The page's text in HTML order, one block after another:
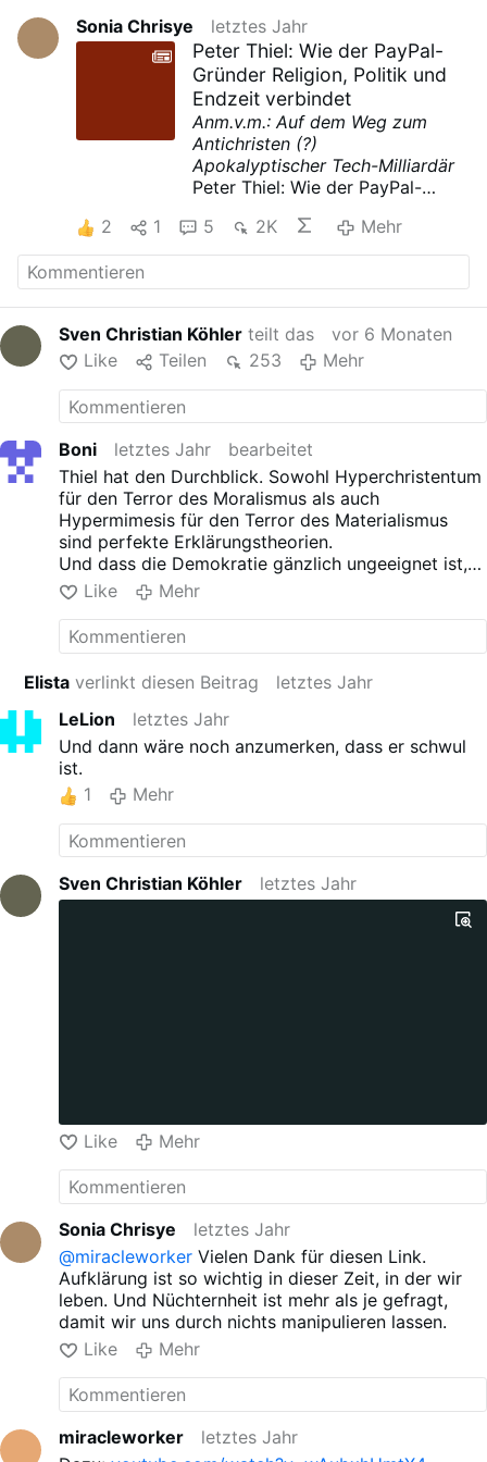
Sonia Chrisye letztes Jahr
Peter Thiel: Wie der PayPal-
Gründer Religion, Politik und
Endzeit verbindet
Anm.v.m.: Auf dem Weg zum
Antichristen (?)
Apokalyptischer Tech-Milliardär
Peter Thiel: Wie der PayPal-
Endzeit verbindet
Von Oliver Marquart | 26. Juni
vor 4 Minuten
Investor. Er denkt Religion,
Technologie und Politik radikal
apokalyptischen Visionen
arbeitet er an einer neuen
Weltordnung – ohne Demokratie.
Screenshot von YouTube
Peter Thiel ist ein Tech-Milliardär
mit apokalyptischen Visionen.
Peter Thiel ist vieles: PayPal-
Mitgründer, früher Facebook-
Investor, Vordenker der
amerikanischen Rechten,
Vance.
Doch was ihn wirklich antreibt,
bleibt oft verborgen hinter der
verspiegelten Fassade des
bedeckt. Er ist aber nicht nur
auch ein religiöser Denker mit
einer zunehmend
apokalyptischen Weltsicht.
2 1 5 2K Mehr
Sven Christian Köhler teilt das
vor 6 Monaten
Like
Teilen 253 Mehr
Boni letztes Jahr
bearbeitet
Thiel hat den Durchblick. Sowohl Hyperchristentum
für den Terror des Moralismus als auch
Hypermimesis für den Terror des Materialismus
sind perfekte Erklärungstheorien.
Und dass die Demokratie gänzlich ungeeignet ist,
den Terror von Hyperchristentum und
Hypermimesis zu bewältigen, ist eine Binse.
Like Mehr
Elista verlinkt diesen Beitrag
letztes Jahr
LeLion
letztes Jahr
Und dann wäre noch anzumerken, dass er schwul
ist.
1
Mehr
Sven Christian Köhler letztes Jahr
Like Mehr
Sonia Chrisye
letztes Jahr
@miracleworker Vielen Dank für diesen Link.
Aufklärung ist so wichtig in dieser Zeit, in der wir
leben. Und Nüchternheit ist mehr als je gefragt,
damit wir uns durch nichts manipulieren lassen.
Like
Mehr
miracleworker
letztes Jahr